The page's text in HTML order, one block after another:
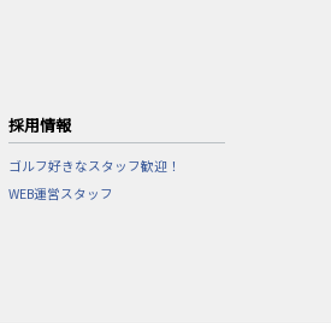
採用情報
ゴルフ好きなスタッフ歓迎！
WEB運営スタッフ